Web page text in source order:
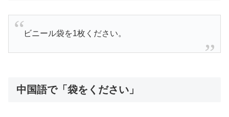
ビニール袋を1枚ください。
中国語で「袋をください」